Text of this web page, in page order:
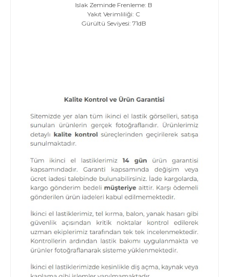
Islak Zeminde Frenleme: B
Yakıt Verimliliği: C
Gürültü Seviyesi: 71dB